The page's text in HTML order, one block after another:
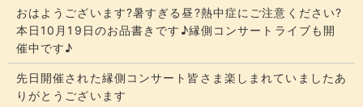
おはようございます?暑すぎる昼?熱中症にご注意ください?
本日10月19日のお品書きです♪縁側コンサートライブも開
催中です♪
先日開催された縁側コンサート皆さま楽しまれていましたあ
りがとうございます